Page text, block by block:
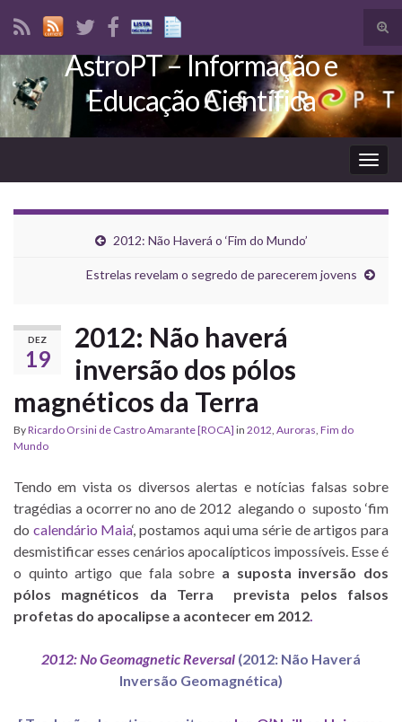
Search for:
AstroPT – Informação e
Educação Científica
2012: Não Haverá o ‘Fim do Mundo’
Estrelas revelam o segredo de parecerem jovens
DEZ
19
2012: Não haverá
inversão dos pólos
magnéticos da Terra
ByRicardo Orsini de Castro Amarante [ROCA] in 2012, Auroras, Fim do
Mundo
Tendo em vista os diversos alertas e notícias falsas sobre
tragédias a ocorrer no ano de 2012 alegando o suposto ‘fim
do calendário Maia‘, postamos aqui uma série de artigos para
desmistificar esses cenários apocalípticos impossíveis. Esse é
o quinto artigo que fala sobre a suposta inversão dos
pólos magnéticos da Terra prevista pelos falsos
profetas do apocalipse a acontecer em 2012.
2012: No Geomagnetic Reversal (2012: Não Haverá
Inversão Geomagnética)